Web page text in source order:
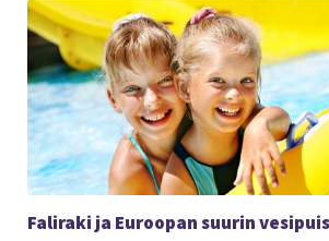
Faliraki ja Euroopan suurin